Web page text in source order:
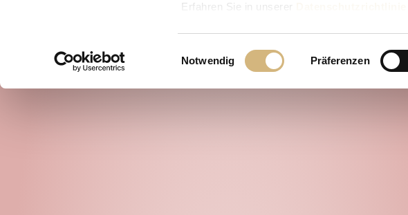
Erfahren Sie in unserer
Einwilligungsauswahl
Notwendig Präferenzen